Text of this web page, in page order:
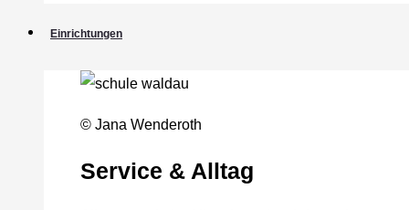
Einrichtungen
© Jana Wenderoth
Service & Alltag